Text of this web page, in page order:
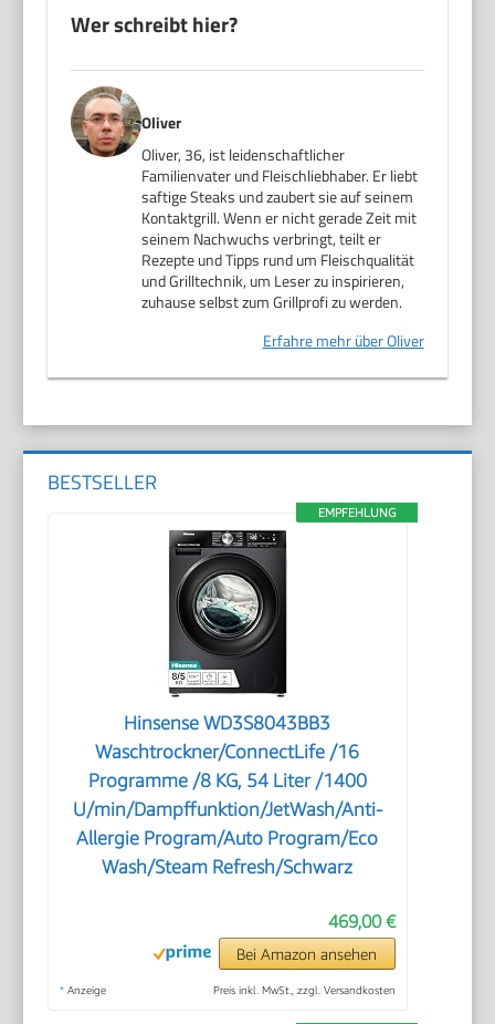
Wer schreibt hier?
Oliver
Oliver, 36, ist leidenschaftlicher
Familienvater und Fleischliebhaber. Er liebt
saftige Steaks und zaubert sie auf seinem
Kontaktgrill. Wenn er nicht gerade Zeit mit
seinem Nachwuchs verbringt, teilt er
Rezepte und Tipps rund um Fleischqualität
und Grilltechnik, um Leser zu inspirieren,
zuhause selbst zum Grillprofi zu werden.
Erfahre mehr über Oliver
BESTSELLER
EMPFEHLUNG
Hinsense WD3S8043BB3
Waschtrockner/ConnectLife /16
Programme /8 KG, 54 Liter /1400
U/min/Dampffunktion/JetWash/Anti-
Allergie Program/Auto Program/Eco
Wash/Steam Refresh/Schwarz
469,00 €
Bei Amazon ansehen
* Anzeige Preis inkl. MwSt., zzgl. Versandkosten